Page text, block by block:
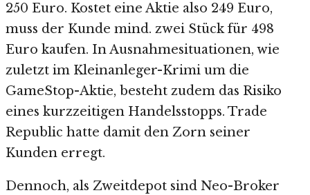
250 Euro. Kostet eine Aktie also 249 Euro,
muss der Kunde mind. zwei Stück für 498
Euro kaufen. In Ausnahmesituationen, wie
zuletzt im Kleinanleger-Krimi um die
GameStop-Aktie, besteht zudem das Risiko
eines kurzzeitigen Handelsstopps. Trade
Republic hatte damit den Zorn seiner
Kunden erregt.
Dennoch, als Zweitdepot sind Neo-Broker